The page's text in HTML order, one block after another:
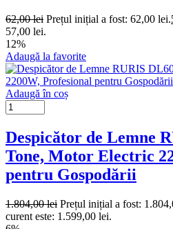
62,00lei Prețul inițial a fost: 62,00 lei.
57,00 lei.
12%
Adaugă la favorite
Adaugă în coș
Despicător de Lemne
Tone, Motor Electric
pentru Gospodării
1.804,00lei Prețul inițial a fost:
curent este: 1.599,00 lei.